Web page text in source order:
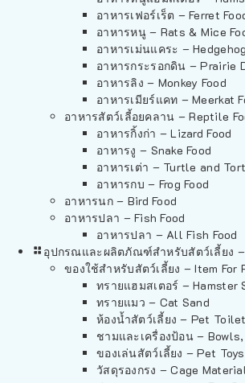
อาหารเฟอร์เร็ต – Ferret
อาหารหนู – Rats & Mice
อาหารเม่นแคระ –
อาหารกระรอกดิน – Prairie
อาหารลิง – Monkey Food
อาหารเมียร์แคท – Meerkat
อาหารสัตว์เลี้อยคลาน – Reptile
อาหารกิ้งก่า – Lizard Food
อาหารงู – Snake Food
อาหารเต่า – Turtle and
อาหารกบ – Frog Food
อาหารนก – Bird Food
อาหารปลา – Fish Food
อาหารปลา – All Fish Food
อุปกรณและผลิตภัณฑ์สำหรับสัตว์เลี้ยง
ของใช้สำหรับสัตว์เลี้ยง – Item For
ทรายแฮมสเตอร์ – Hamster
ทรายแมว – Cat Sand
ห้องน้ำสัตว์เลี้ยง – Pet
ชามและเครื่องป้อน –
ของเล่นสัตว์เลี้ยง – Pet Toys
วัสดุรองกรง – Cage